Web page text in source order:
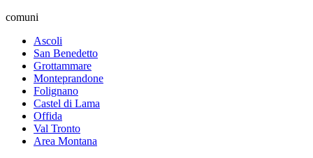
comuni
Ascoli
San Benedetto
Grottammare
Monteprandone
Folignano
Castel di Lama
Offida
Val Tronto
Area Montana